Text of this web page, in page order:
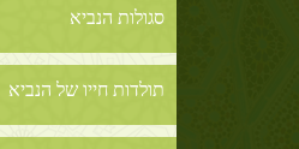
סגולות הנביא
תולדות חייו של הנביא